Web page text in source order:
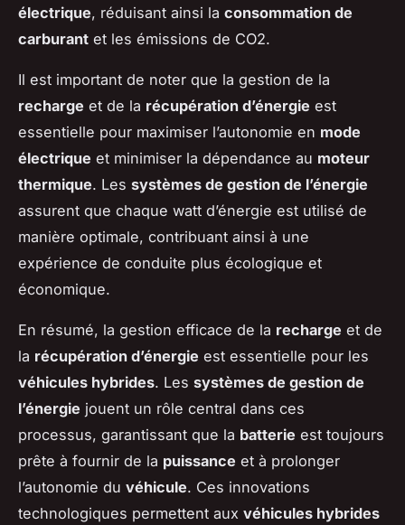
électrique, réduisant ainsi la consommation de
carburant et les émissions de CO2.
Il est important de noter que la gestion de la
recharge et de la récupération d’énergie est
essentielle pour maximiser l’autonomie en mode
électrique et minimiser la dépendance au moteur
thermique. Les systèmes de gestion de l’énergie
assurent que chaque watt d’énergie est utilisé de
manière optimale, contribuant ainsi à une
expérience de conduite plus écologique et
économique.
En résumé, la gestion efficace de la recharge et de
la récupération d’énergie est essentielle pour les
véhicules hybrides. Les systèmes de gestion de
l’énergie jouent un rôle central dans ces
processus, garantissant que la batterie est toujours
prête à fournir de la puissance et à prolonger
l’autonomie du véhicule. Ces innovations
technologiques permettent aux véhicules hybrides